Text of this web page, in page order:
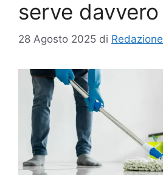
serve davvero
28 Agosto 2025 di Redazione